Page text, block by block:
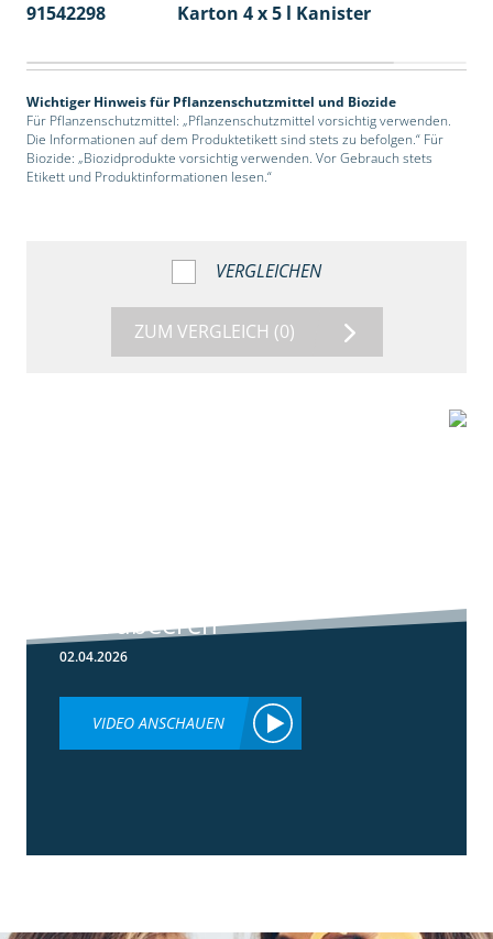
91542298 Karton 4 x 5 l Kanister
Wichtiger Hinweis für Pflanzenschutzmittel und Biozide
Für Pflanzenschutzmittel: „Pflanzenschutzmittel vorsichtig verwenden.
Die Informationen auf dem Produktetikett sind stets zu befolgen.“ Für
Biozide: „Biozidprodukte vorsichtig verwenden. Vor Gebrauch stets
Etikett und Produktinformationen lesen.“
VERGLEICHEN
ZUM VERGLEICH (0)
in Erdbeeren
02.04.2026
VIDEO ANSCHAUEN